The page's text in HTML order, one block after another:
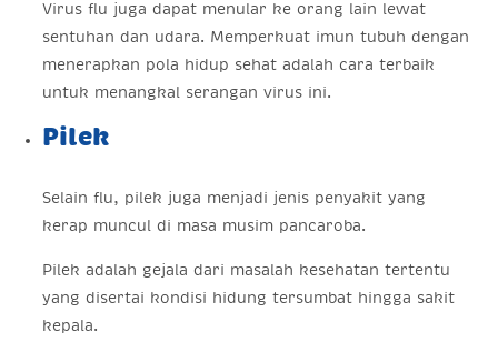
Virus flu juga dapat menular ke orang lain lewat
sentuhan dan udara. Memperkuat imun tubuh dengan
menerapkan pola hidup sehat adalah cara terbaik
untuk menangkal serangan virus ini.
Pilek
Selain flu, pilek juga menjadi jenis penyakit yang
kerap muncul di masa musim pancaroba.
Pilek adalah gejala dari masalah kesehatan tertentu
yang disertai kondisi hidung tersumbat hingga sakit
kepala.